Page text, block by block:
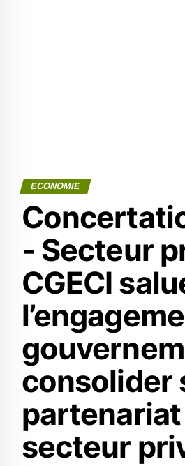
ECONOMIE
- Secteur
CGECI
consolider
partenariat
secteur